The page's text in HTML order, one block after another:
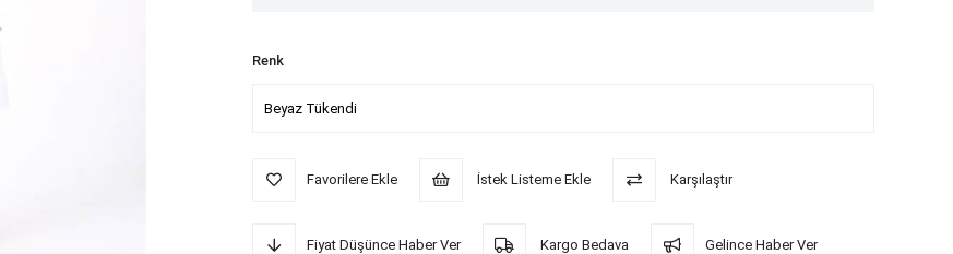
Renk
Favorilere Ekle İstek Listeme Ekle Karşılaştır
Fiyat Düşünce Haber Ver Kargo Bedava Gelince Haber Ver